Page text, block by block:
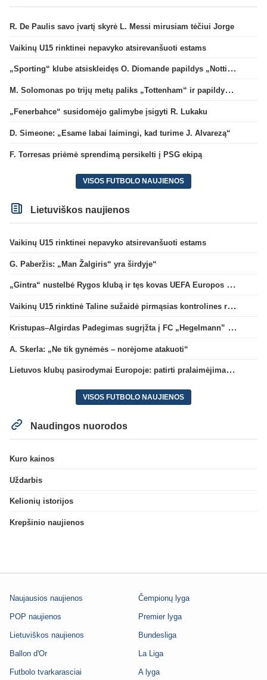
R. De Paulis savo įvartį skyrė L. Messi mirusiam tėčiui Jorge
Vaikinų U15 rinktinei nepavyko atsirevanšuoti estams
„Sporting“ klube atsiskleidęs O. Diomande papildys „Nottingham“ gretas
M. Solomonas po trijų metų paliks „Tottenham“ ir papildys „West Ham“ klubą
„Fenerbahce“ susidomėjo galimybe įsigyti R. Lukaku
D. Simeone: „Esame labai laimingi, kad turime J. Alvarezą“
F. Torresas priėmė sprendimą persikelti į PSG ekipą
VISOS FUTBOLO NAUJIENOS
Lietuviškos naujienos
Vaikinų U15 rinktinei nepavyko atsirevanšuoti estams
G. Paberžis: „Man Žalgiris“ yra širdyje“
„Gintra“ nustelbė Rygos klubą ir tęs kovas UEFA Europos taurės atrankoje
Vaikinų U15 rinktinė Taline sužaidė pirmąsias kontrolines rungtynes
Kristupas–Algirdas Padegimas sugrįžta į FC „Hegelmann” B sudėtį
A. Skerla: „Ne tik gynėmės – norėjome atakuoti“
Lietuvos klubų pasirodymai Europoje: patirti pralaimėjimai Kroatijos atstovams
VISOS FUTBOLO NAUJIENOS
Naudingos nuorodos
Kuro kainos
Uždarbis
Kelionių istorijos
Krepšinio naujienos
Naujausios naujienos
POP naujienos
Lietuviškos naujienos
Ballon d'Or
Futbolo tvarkarasciai
Čempionų lyga
Premier lyga
Bundesliga
La Liga
A lyga